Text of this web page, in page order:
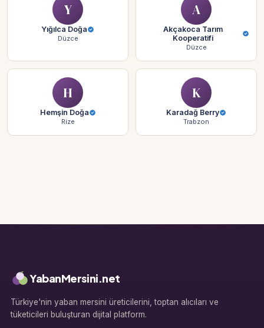
Y
Yığılca Doğa
Düzce
A
Akçakoca Tarım
Kooperatifi
Düzce
H
Hemşin Doğa
Rize
K
Karadağ Berry
Trabzon
YabanMersini.net
Türkiye'nin yaban mersini üreticilerini, toptan alıcıları ve
tüketicileri buluşturan dijital platform.